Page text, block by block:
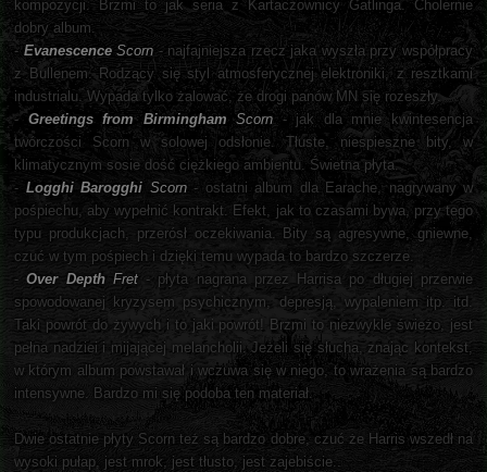
kompozycji. Brzmi to jak seria z Kartaczownicy Gatlinga. Cholernie
dobry album.
- Evanescence Scorn - najfajniejsza rzecz jaka wyszła przy współpracy
z Bullenem. Rodzący się styl atmosferycznej elektroniki, z resztkami
industrialu. Wypada tylko żalować, że drogi panów MN się rozeszły.
- Greetings from Birmingham Scorn - jak dla mnie kwintesencja
twórczości Scorn w solowej odsłonie. Tłuste, niespieszne bity, w
klimatycznym sosie dość ciężkiego ambientu. Świetna płyta.
- Logghi Barogghi Scorn- ostatni album dla Earache, nagrywany w
pośpiechu, aby wypełnić kontrakt. Efekt, jak to czasami bywa, przy tego
typu produkcjach, przerósł oczekiwania. Bity są agresywne, gniewne,
czuć w tym pośpiech i dzięki temu wypada to bardzo szczerze.
-Over Depth Fret- płyta nagrana przez Harrisa po długiej przerwie
spowodowanej kryzysem psychicznym, depresją, wypaleniem itp. itd.
Taki powrót do żywych i to jaki powrót! Brzmi to niezwykle świeżo, jest
pełna nadziei i mijającej melancholii. Jeżeli się słucha, znając kontekst,
w którym album powstawał i wczuwa się w niego, to wrażenia są bardzo
intensywne. Bardzo mi się podoba ten materiał.
Dwie ostatnie płyty Scorn też są bardzo dobre, czuć że Harris wszedł na
wysoki pułap, jest mrok, jest tłusto, jest zajebiście..